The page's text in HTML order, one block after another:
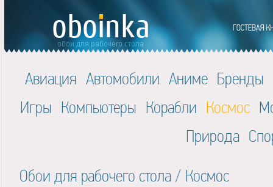
Авиация Автомобили Аниме Бренды
Игры Компьютеры Корабли Космос
Природа
Обои для рабочего стола / Космос